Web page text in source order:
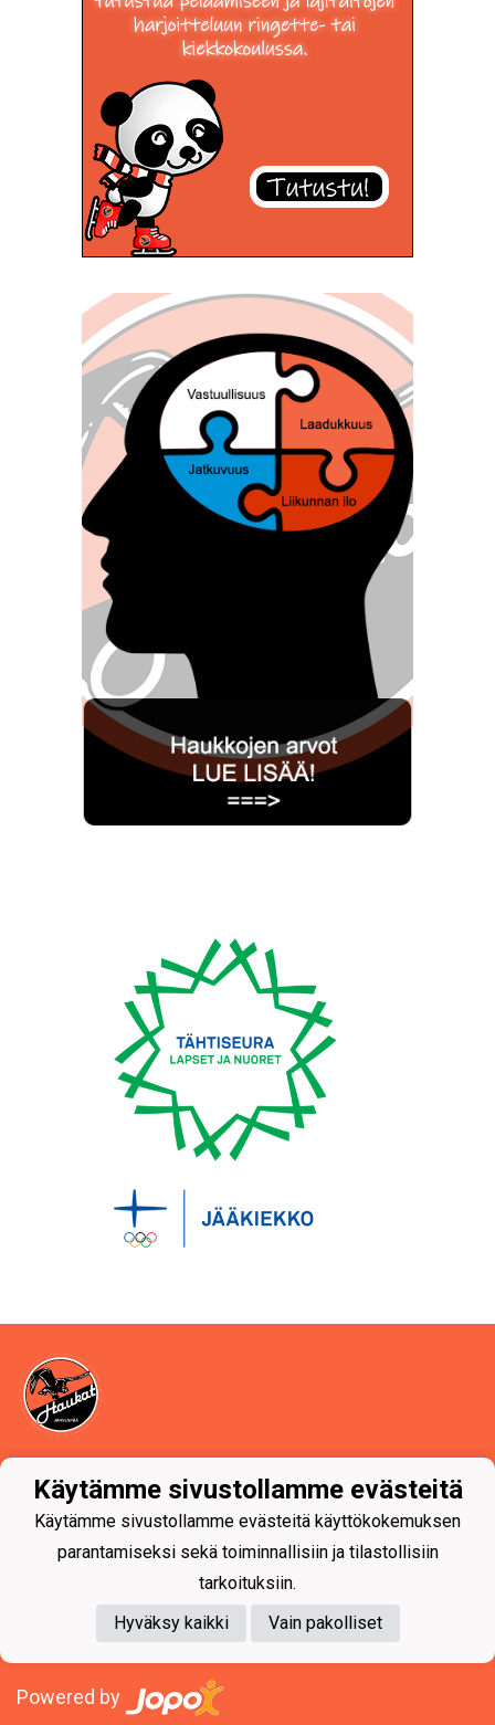
Jääurheiluseura Haukat ry
Seutulantie 14, 04410 Järvenpää
Y-tunnus: 0494623-1
Powered by
Käytämme sivustollamme evästeitä
Käytämme sivustollamme evästeitä käyttökokemuksen
parantamiseksi sekä toiminnallisiin ja tilastollisiin
tarkoituksiin.
Hyväksy kaikki
Vain pakolliset